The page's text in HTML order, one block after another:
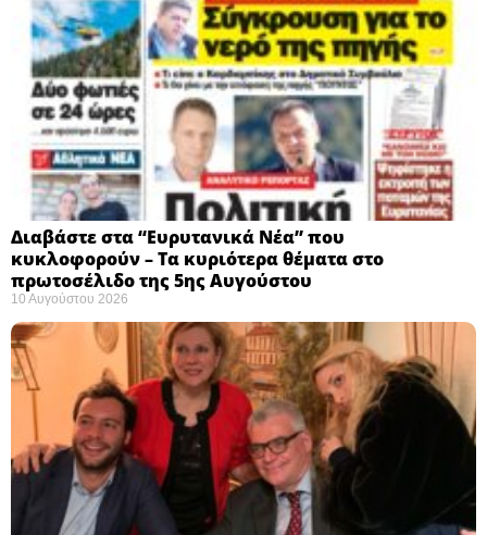
Διαβάστε στα “Ευρυτανικά Νέα” που
κυκλοφορούν – Τα κυριότερα θέματα στο
πρωτοσέλιδο της 5ης Αυγούστου
10 Αυγούστου 2026